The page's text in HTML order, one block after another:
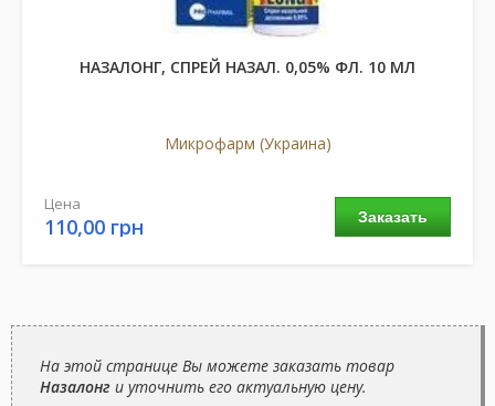
НАЗАЛОНГ, СПРЕЙ НАЗАЛ. 0,05% ФЛ. 10 МЛ
Микрофарм (Украина)
Заказать
Цена
110,00 грн
На этой странице Вы можете заказать товар
Назалонг и уточнить его актуальную цену.